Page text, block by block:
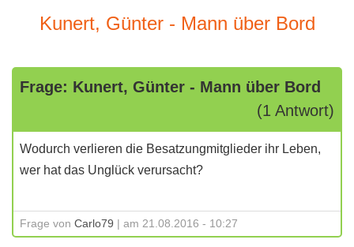
Kunert, Günter - Mann über Bord
Frage: Kunert, Günter - Mann über Bord
(1 Antwort)
Wodurch verlieren die Besatzungmitglieder ihr Leben,
wer hat das Unglück verursacht?
Frage von Carlo79 | am 21.08.2016 - 10:27